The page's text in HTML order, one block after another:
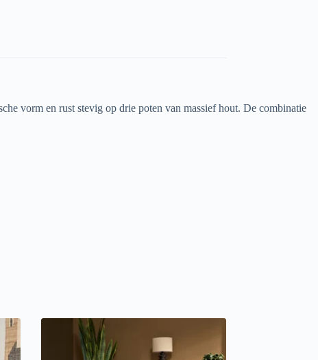
vorm en rust stevig op drie poten van massief hout. De combinatie